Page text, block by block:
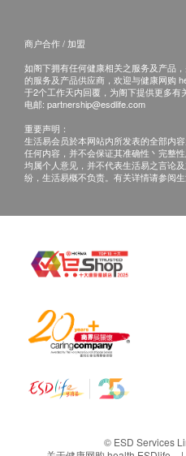
退换条款：
当顾客收取已订购之货
有损毁情况，一经确认
退换产品必须包装完整
或过期退回，供应商有
正本，并于送货后3
电邮:
商户合作 / 加盟
如阁下拥有任何健康相关之服务及产品
的服务及产品供应商，欢迎与健康网购
于2个工作天内回覆，为阁下提供更多有
电邮: partnership@esdlife.com
重要声明：
生活易会员於本网站内所发表的全部内
任何内容，并不会保证其准确性丶完整
均属个人意见，并不代表生活易之言论
纷，生活易概不负责。有关详情请参阅生
© ESD Services